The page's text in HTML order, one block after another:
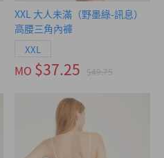
）XXL 大人未滿（野墨綠-訊息）
高腰三角內褲
XXL
MO $37.25 $49.75